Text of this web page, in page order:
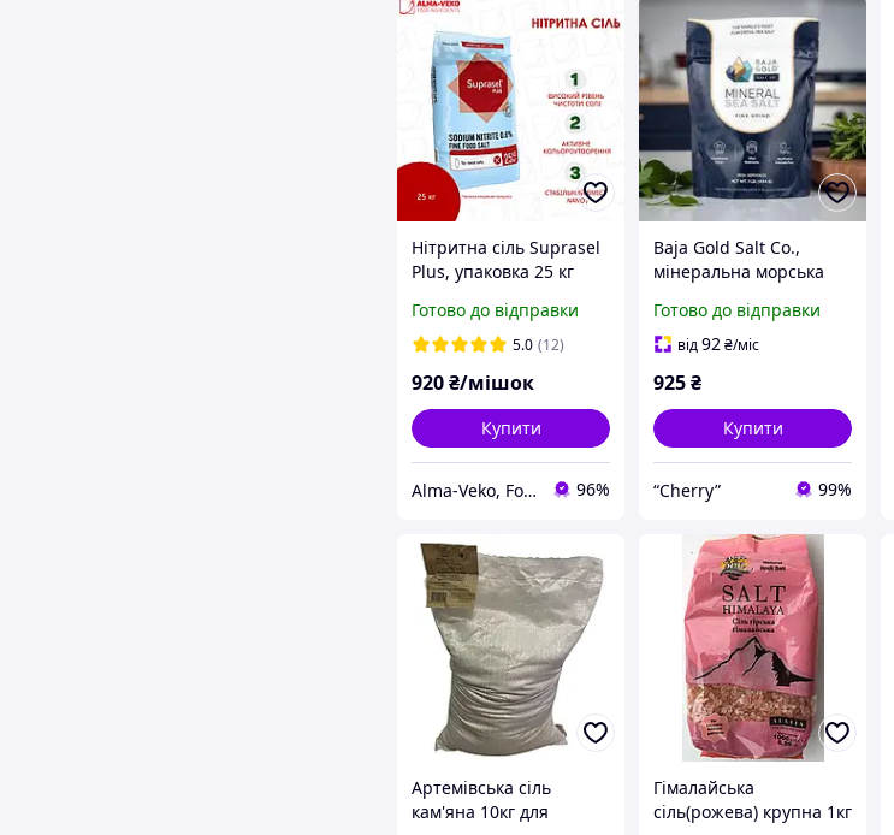
Нітритна сіль Suprasel
Plus, упаковка 25 кг
Готово до відправки
5.0 (12)
920₴/мішок
Купити
Аlma-Veko, Food 96%
Baja Gold Salt Co.,
мінеральна морська
454 г
Готово до відправки
від92₴/міс
925₴
Купити
“Cherry” 99%
Артемівська сіль
кам'яна 10кг для
Гімалайська
сіль(рожева) крупна 1кг